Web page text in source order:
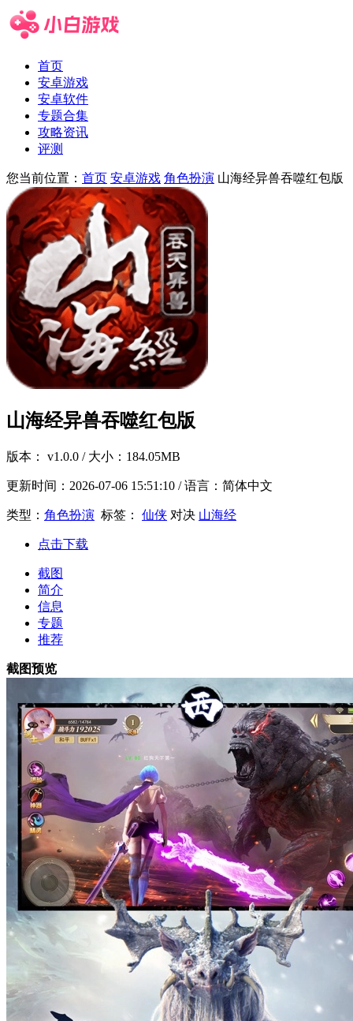
首页
安卓游戏
安卓软件
专题合集
攻略资讯
评测
您当前位置： 首页 安卓游戏 角色扮演 山海经异兽吞噬红包版
山海经异兽吞噬红包版
版本： v1.0.0 / 大小：184.05MB
更新时间： 2026-07-06 15:51:10 / 语言：简体中文
类型： 角色扮演 标签： 仙侠 对决 山海经
点击下载
截图
简介
信息
专题
推荐
截图预览